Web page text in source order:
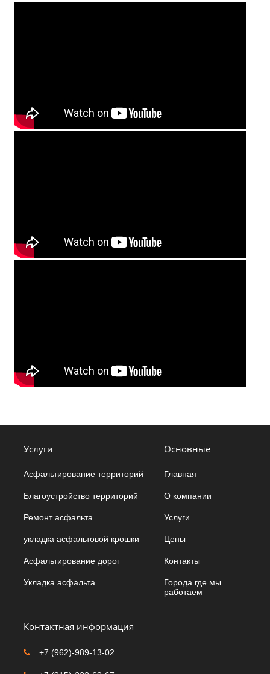
Услуги
Асфальтирование территорий
Благоустройство территорий
Ремонт асфальта
укладка асфальтовой крошки
Асфальтирование дорог
Укладка асфальта
Основные
Главная
О компании
Услуги
Цены
Контакты
Города где мы
работаем
Контактная информация
+7 (962)-989-13-02